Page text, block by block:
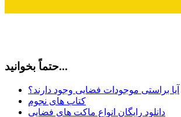
حتماً بخوانید...
آیا براستی موجودات فضایی وجود دارند؟
کتاب های نجوم
دانلود رایگان انواع ماکت های فضایی